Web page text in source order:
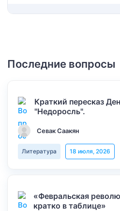
Последние вопросы
Краткий пересказ
"Недоросль".
Севак Саакян
Литература 18 июля, 2026
«Февральская
кратко в таблице»